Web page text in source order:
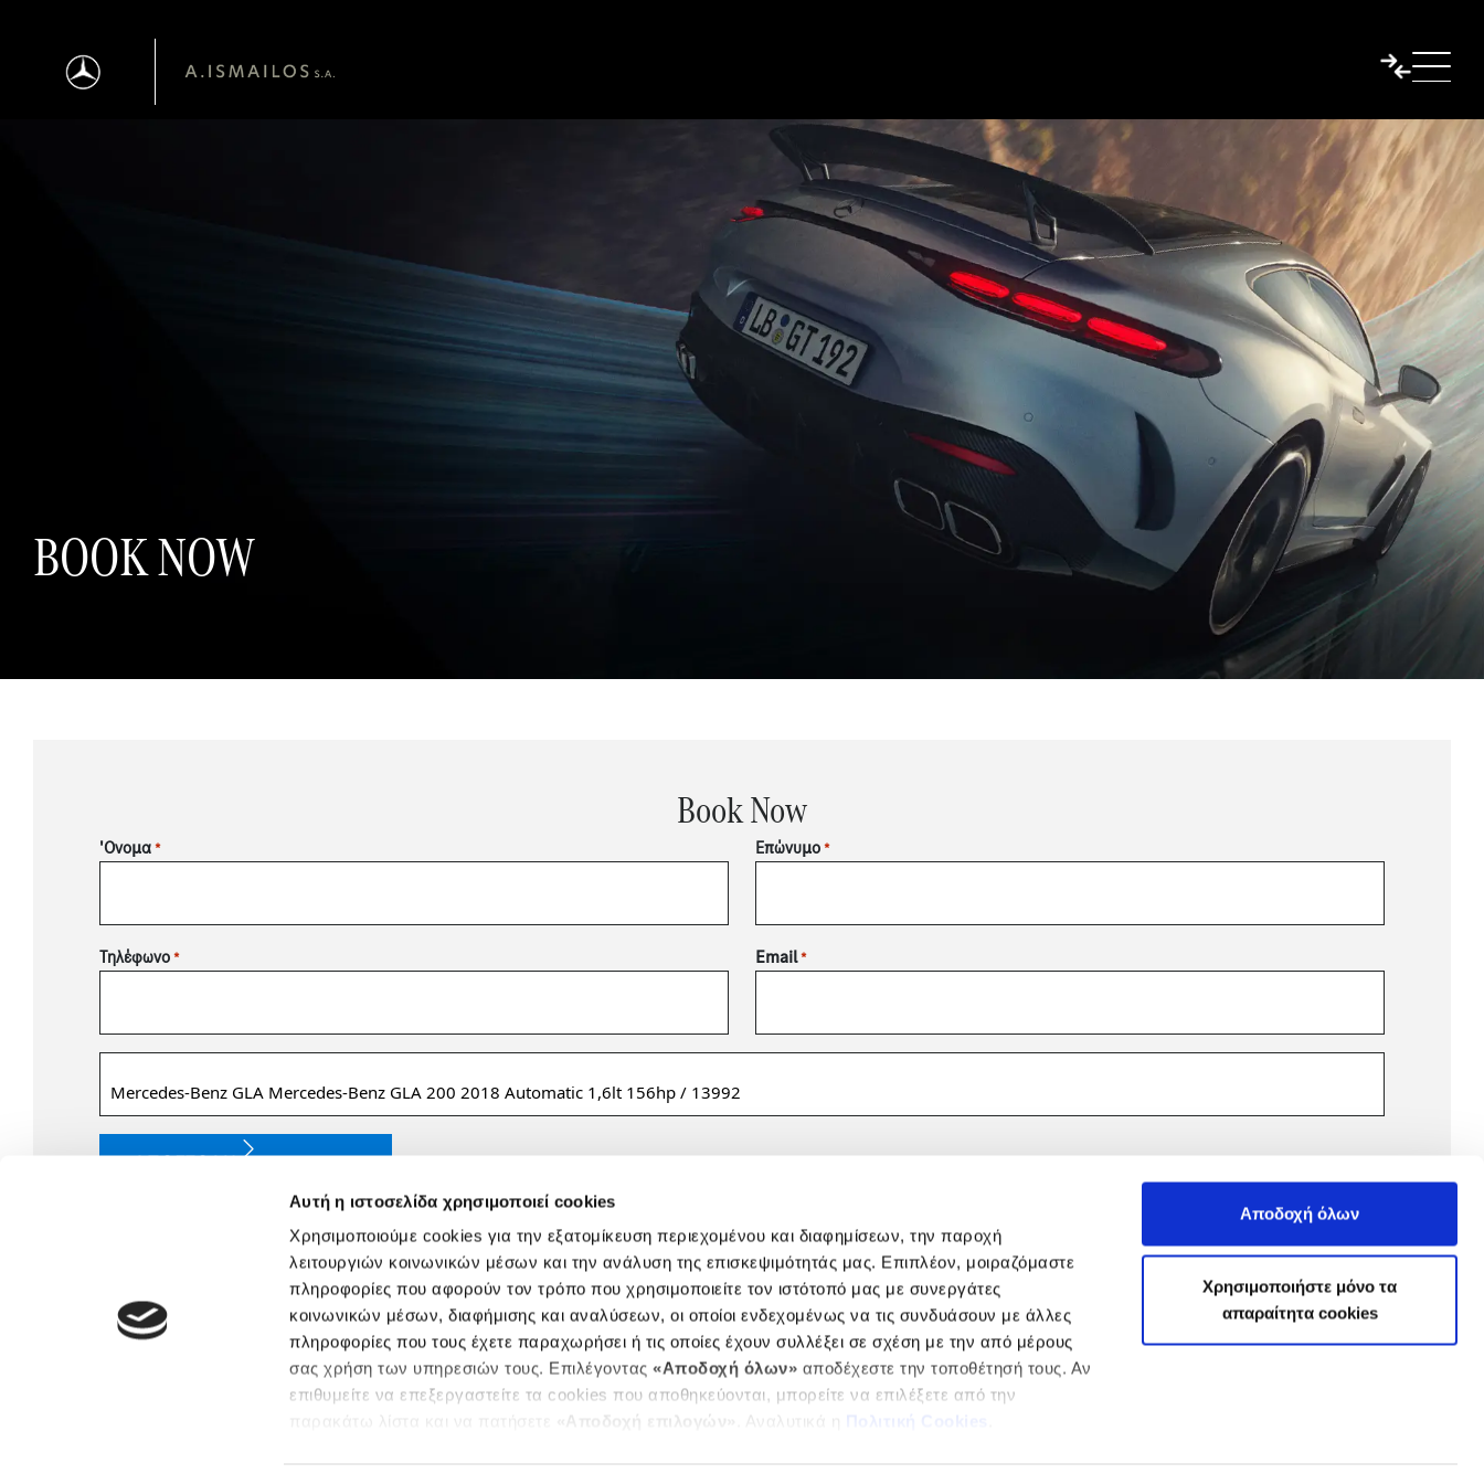
Αυτή η ιστοσελίδα χρησιμοποιεί cookies
Χρησιμοποιούμε cookies για την εξατομίκευση περιεχομένου και διαφημίσεων, την παροχή
λειτουργιών κοινωνικών μέσων και την ανάλυση της επισκεψιμότητάς μας. Επιπλέον, μοιραζόμαστε
πληροφορίες που αφορούν τον τρόπο που χρησιμοποιείτε τον ιστότοπό μας με συνεργάτες
κοινωνικών μέσων, διαφήμισης και αναλύσεων, οι οποίοι ενδεχομένως να τις συνδυάσουν με άλλες
πληροφορίες που τους έχετε παραχωρήσει ή τις οποίες έχουν συλλέξει σε σχέση με την από μέρους
σας χρήση των υπηρεσιών τους. Επιλέγοντας«Αποδοχή όλων» αποδέχεστε την τοποθέτησή τους. Αν
επιθυμείτε να επεξεργαστείτε τα cookies που αποθηκεύονται, μπορείτε να επιλέξετε από την
παρακάτω λίστα και να πατήσετε
«Αποδοχή επιλογών» . Αναλυτικά η Πολιτική Cookies
Αποδοχή όλων
Χρησιμοποιήστε μόνο τα
απαραίτητα cookies
BOOK NOW
Book Now
'Ονομα* Επώνυμο*
Τηλέφωνο* Email*